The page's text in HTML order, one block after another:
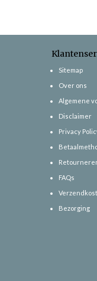
Sitemap
Over ons
Algemene
Disclaimer
Privacy
FAQs
Bezorging